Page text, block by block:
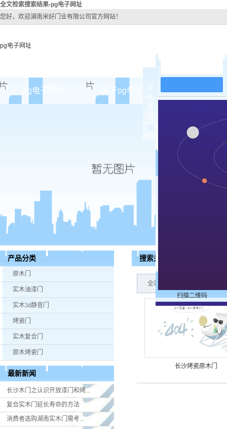
全文检索搜索结果-pg电子网址
您好，欢迎湖南米好门业有限公司官方网站！
pg电子网址
pg电子网址 关于pg电子网址
公司团队
pg电子网址
实木油
实木3d
烤瓷
实木复
产品分类
原木门
实木油漆门
实木3d静音门
烤瓷门
实木复合门
原木烤瓷门
最新新闻
长沙木门之认识开放漆门和烤...
复合实木门延长寿命的方法
消费者选购湖南实木门​需考...
搜索关键词：长沙烤瓷原木
全站搜索结果：产品：1个,
长沙烤瓷原木门
在
扫描二维码